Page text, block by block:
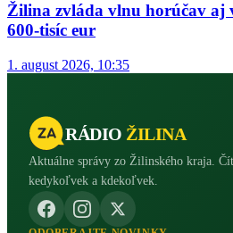
Žilina zvláda vlnu horúčav aj
600-tisíc eur
1. august 2026, 10:35
RÁDIO ŽILINA
Aktuálne správy zo Žilinského kraja.
kedykoľvek a kdekoľvek.